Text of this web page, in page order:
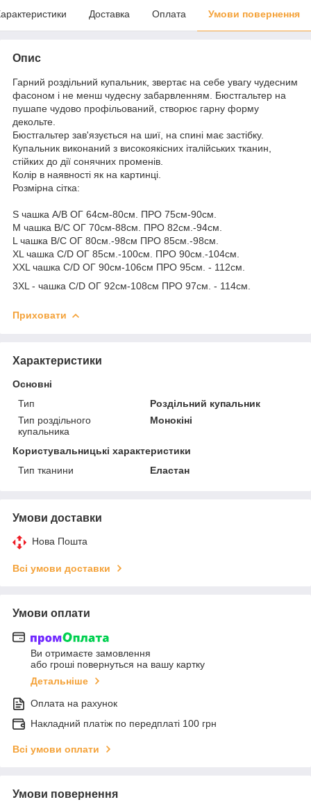
Доставка Оплата Умови повернення
Опис
Гарний роздільний купальник, звертає на себе увагу чудесним
фасоном і не менш чудесну забарвленням. Бюстгальтер на
пушапе чудово профільований, створює гарну форму
декольте.
Бюстгальтер зав'язується на шиї, на спині має застібку.
Купальник виконаний з високоякісних італійських тканин,
стійких до дії сонячних променів.
Колір в наявності як на картинці.
Розмірна сітка:
S чашка A/B ОГ 64см-80см. ПРО 75см-90см.
M чашка B/C ОГ 70см-88см. ПРО 82см.-94см.
L чашка B/С ОГ 80см.-98см ПРО 85см.-98см.
XL чашка С/D ОГ 85см.-100см. ПРО 90см.-104см.
XXL чашка С/D ОГ 90см-106см ПРО 95см. - 112см.
3XL - чашка С/D ОГ 92см-108см ПРО 97см. - 114см.
Приховати
Характеристики
Основні
Тип
Роздільний купальник
Тип роздільного
купальника
Монокіні
Користувальницькі характеристики
Тип тканини
Еластан
Умови доставки
Нова Пошта
Всі умови доставки
Умови оплати
Ви отримаєте замовлення
або гроші повернуться на вашу картку
Детальніше
Оплата на рахунок
Накладний платіж по передплаті 100 грн
Всі умови оплати
Умови повернення